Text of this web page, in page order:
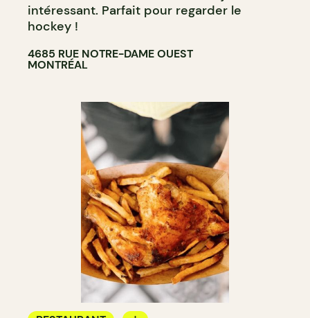
intéressant. Parfait pour regarder le
hockey !
4685 RUE NOTRE-DAME OUEST
MONTRÉAL